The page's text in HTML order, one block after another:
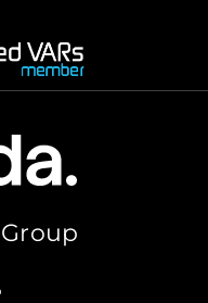
Group